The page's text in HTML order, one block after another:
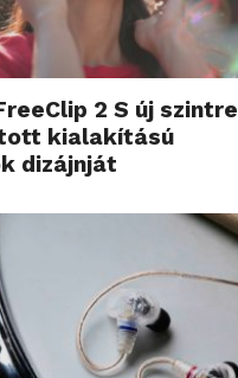
2 S új szintre
kialakítású
dizájnját